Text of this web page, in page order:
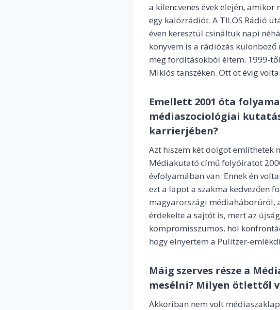
a kilencvenes évek elején,
egy kalózrádiót. A TILOS Rádió
éven keresztül csináltuk napi
könyvem is a rádiózás
meg fordításokból éltem. 1999-
Miklós tanszéken. Ott öt évig
Emellett 2001 óta
médiaszociológiai
karrierjében?
Azt hiszem két dolgot említhetek
Médiakutató című folyóiratot
évfolyamában van. Ennek én
ezt a lapot a szakma kedvezően
magyarországi médiaháborúról,
érdekelte a sajtót is, mert az
kompromisszumos, hol
hogy elnyertem a Pulitzer-
Máig szerves része a
mesélni? Milyen ötlettől
Akkoriban nem volt